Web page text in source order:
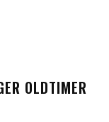
OLDTIMER